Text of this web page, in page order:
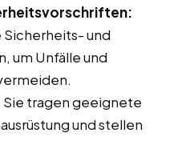
und
um Unfälle und
Sie tragen geeignete
und stellen